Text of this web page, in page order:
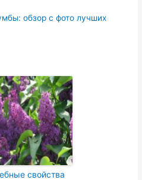
обзор с фото лучших
свойства